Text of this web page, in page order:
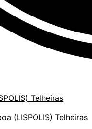
Telheiras
(LISPOLIS) Telheiras